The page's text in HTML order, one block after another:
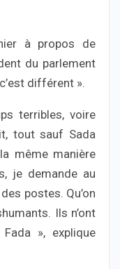
à propos de
du parlement
différent ».
terribles, voire
tout sauf Sada
même manière
je demande au
postes. Qu’on
Ils n’ont
», explique